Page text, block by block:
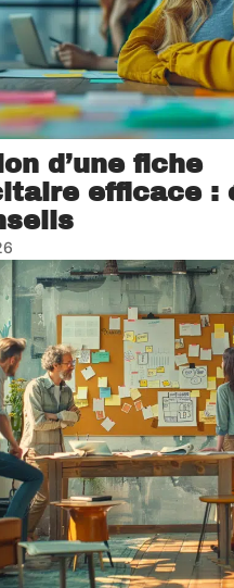
d’une fiche
efficace :